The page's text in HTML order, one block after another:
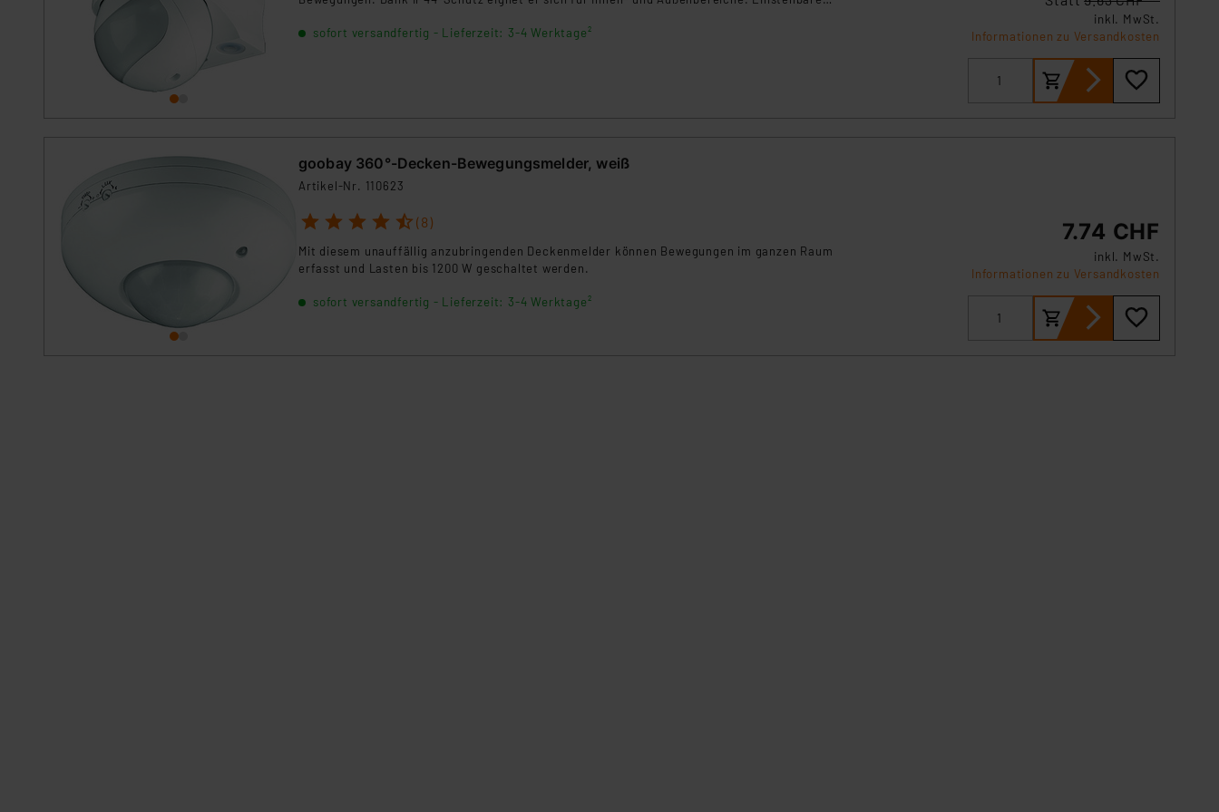
Garagen und Terrassen.
sofort versandfertig - Lieferzeit: 3-4 Werktage²
inkl. MwSt.
Informationen zu Versandkosten
goobay 360°-Decken-Bewegungsmelder, weiß
Artikel-Nr. 110623
1 2 3 4 5 (8)
Mit diesem unauffällig anzubringenden Deckenmelder können Bewegungen im ganzen Raum
erfasst und Lasten bis 1200 W geschaltet werden.
sofort versandfertig - Lieferzeit: 3-4 Werktage²
7.74 CHF
inkl. MwSt.
Informationen zu Versandkosten